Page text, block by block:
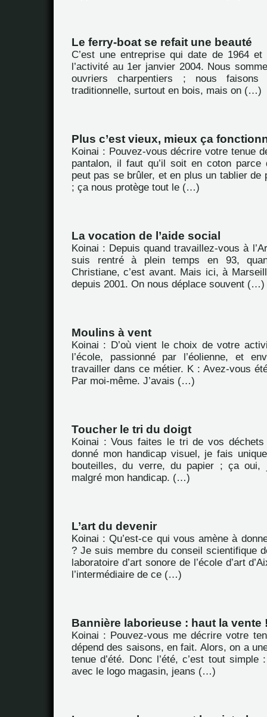
Le ferry-boat se refait une beauté
C’est une entreprise qui date de 1964
l’activité au 1er janvier 2004. Nous
ouvriers charpentiers ; nous
traditionnelle, surtout en bois, mais on (…)
Plus c’est vieux, mieux ça
Koinai : Pouvez-vous décrire votre tenue
pantalon, il faut qu’il soit en coton parce
peut pas se brûler, et en plus un tablier de
; ça nous protège tout le (…)
La vocation de l’aide social
Koinai : Depuis quand travaillez-vous à
suis rentré à plein temps en 93,
Christiane, c’est avant. Mais ici, à
depuis 2001. On nous déplace souvent (…)
Moulins à vent
Koinai : D’où vient le choix de votre
l’école, passionné par l’éolienne, et
travailler dans ce métier. K : Avez-vous
Par moi-même. J’avais (…)
Toucher le tri du doigt
Koinai : Vous faites le tri de vos déchets
donné mon handicap visuel, je fais
bouteilles, du verre, du papier ; ça
malgré mon handicap. (…)
L’art du devenir
Koinai : Qu’est-ce qui vous amène à
? Je suis membre du conseil scientifique
laboratoire d’art sonore de l’école d’art
l’intermédiaire de ce (…)
Bannière laborieuse : haut la vente
Koinai : Pouvez-vous me décrire votre
dépend des saisons, en fait. Alors, on a
tenue d’été. Donc l’été, c’est tout simple
avec le logo magasin, jeans (…)